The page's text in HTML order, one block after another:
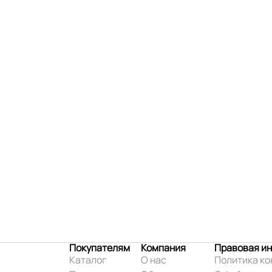
Покупателям
Каталог
Компания
О нас
Правовая
Политика